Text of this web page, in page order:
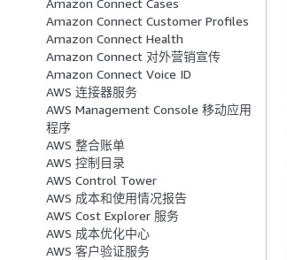
Amazon Connect Cases
Amazon Connect Customer Profiles
Amazon Connect Health
Amazon Connect 对外营销宣传
Amazon Connect Voice ID
AWS 连接器服务
AWS Management Console 移动应用
程序
AWS 整合账单
AWS 控制目录
AWS Control Tower
AWS 成本和使用情况报告
AWS Cost Explorer 服务
AWS 成本优化中心
AWS 客户验证服务